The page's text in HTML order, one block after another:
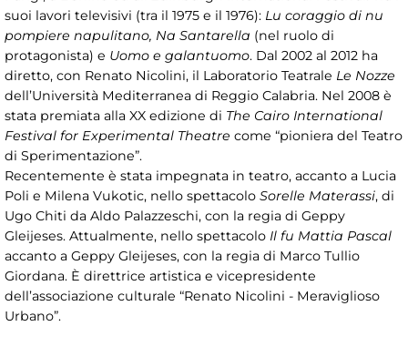
suoi lavori televisivi (tra il 1975 e il 1976): Lu coraggio di nu
pompiere napulitano, Na Santarella (nel ruolo di
protagonista) e Uomo e galantuomo. Dal 2002 al 2012 ha
diretto, con Renato Nicolini, il Laboratorio Teatrale Le Nozze
dell’Università Mediterranea di Reggio Calabria. Nel 2008 è
stata premiata alla XX edizione di The Cairo International
Festival for Experimental Theatre come “pioniera del Teatro
di Sperimentazione”.
Recentemente è stata impegnata in teatro, accanto a Lucia
Poli e Milena Vukotic, nello spettacolo Sorelle Materassi, di
Ugo Chiti da Aldo Palazzeschi, con la regia di Geppy
Gleijeses. Attualmente, nello spettacolo Il fu Mattia Pascal
accanto a Geppy Gleijeses, con la regia di Marco Tullio
Giordana. È direttrice artistica e vicepresidente
dell’associazione culturale “Renato Nicolini - Meraviglioso
Urbano”.